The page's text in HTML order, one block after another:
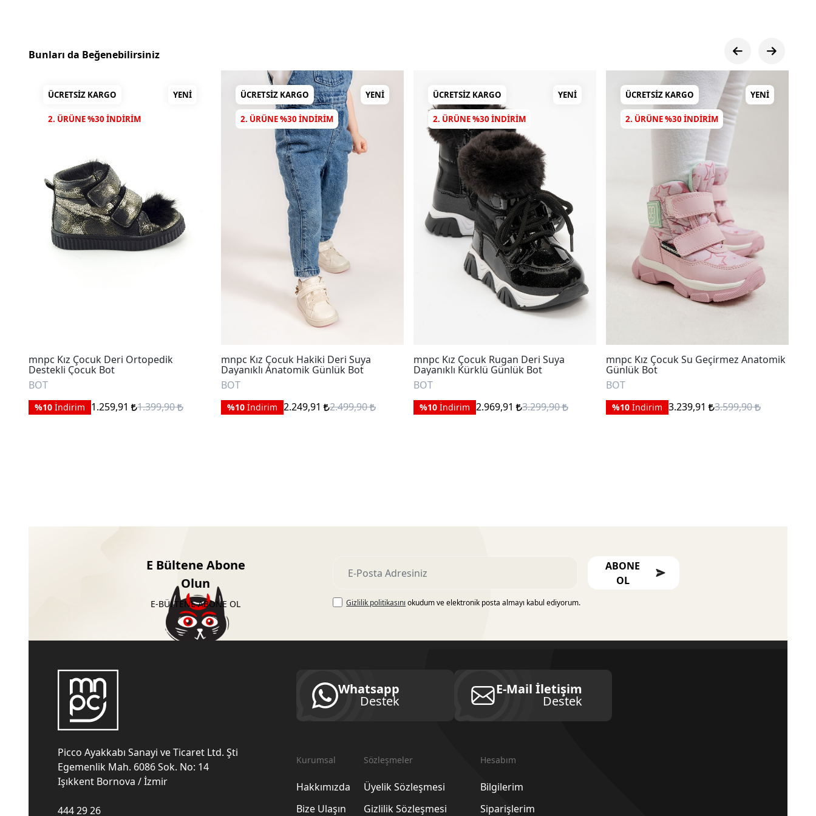
Bunları da Beğenebilirsiniz
ÜCRETSIZ KARGO YENI
2. ÜRÜNE %30 INDIRIM
mnpc Kız Çocuk Deri Ortopedik
Destekli Çocuk Bot
BOT
%10 İndirim 1.259,91 1.399,90
ÜCRETSIZ KARGO YENI
2. ÜRÜNE %30 INDIRIM
mnpc Kız Çocuk Hakiki Deri Suya
Dayanıklı Anatomik Günlük Bot
BOT
%10 İndirim 2.249,91 2.499,90
ÜCRETSIZ KARGO YENI
2. ÜRÜNE %30 INDIRIM
mnpc Kız Çocuk Rugan Deri Suya
Dayanıklı Kürklü Günlük Bot
BOT
%10 İndirim 2.969,91 3.299,90
ÜCRETSIZ KARGO YENI
2. ÜRÜNE %30 INDIRIM
mnpc Kız Çocuk Su Geçirmez Anatomik
Günlük Bot
BOT
%10 İndirim 3.239,91 3.599,90
E Bültene Abone
Olun
E-BÜLTENE ABONE OL
ABONE
OL
Gizlilik politikasını okudum ve elektronik posta almayı kabul ediyorum.
Picco Ayakkabı Sanayi ve Ticaret Ltd. Şti
Egemenlik Mah. 6086 Sok. No: 14
Işıkkent Bornova / İzmir
444 29 26
Whatsapp
Destek
E-Mail İletişim
Destek
Kurumsal
Hakkımızda
Bize Ulaşın
Sözleşmeler
Üyelik Sözleşmesi
Gizlilik Sözleşmesi
Hesabım
Bilgilerim
Siparişlerim